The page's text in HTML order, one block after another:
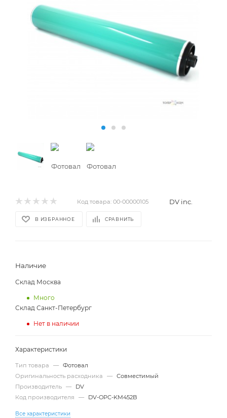
Код товара: 00-00000105 DV inc.
В ИЗБРАННОЕ СРАВНИТЬ
Наличие
Склад Москва
Много
Склад Санкт-Петербург
Нет в наличии
Характеристики
Тип товара — Фотовал
Оригинальность расходника
— Совместимый
Производитель —
DV
Код производителя
— DV-OPC-KM452B
Все характеристики